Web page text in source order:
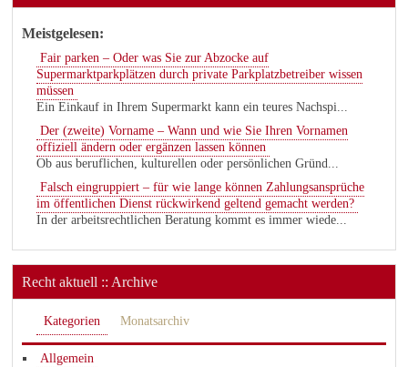
Meistgelesen:
Fair parken – Oder was Sie zur Abzocke auf
Supermarktparkplätzen durch private Parkplatzbetreiber wissen
müssen
Ein Einkauf in Ihrem Supermarkt kann ein teures Nachspi...
Der (zweite) Vorname – Wann und wie Sie Ihren Vornamen
offiziell ändern oder ergänzen lassen können
Ob aus beruflichen, kulturellen oder persönlichen Gründ...
Falsch eingruppiert – für wie lange können Zahlungsansprüche
im öffentlichen Dienst rückwirkend geltend gemacht werden?
In der arbeitsrechtlichen Beratung kommt es immer wiede...
Recht aktuell :: Archive
Kategorien Monatsarchiv
Allgemein